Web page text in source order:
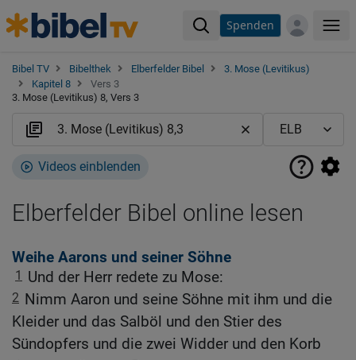
Spenden
Bibel TV Bibelthek Elberfelder Bibel
3. Mose (Levitikus)
Kapitel 8
Vers 3
3. Mose (Levitikus) 8, Vers 3
Videos einblenden
Elberfelder Bibel online lesen
Weihe Aarons und seiner Söhne
1 Und der Herr redete zu Mose:
2 Nimm Aaron und seine Söhne mit ihm und die
Kleider und das Salböl und den Stier des
Sündopfers und die zwei Widder und den Korb